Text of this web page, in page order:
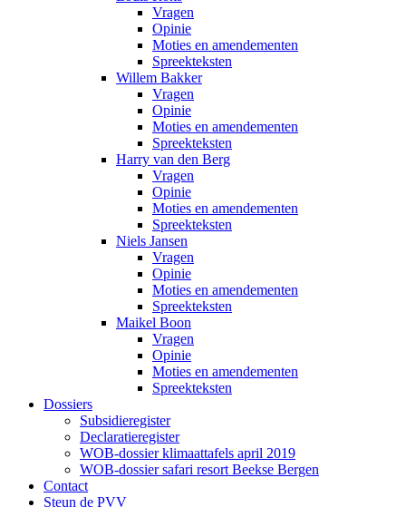
Vragen
Opinie
Moties en amendementen
Spreekteksten
Willem Bakker
Vragen
Opinie
Moties en amendementen
Spreekteksten
Harry van den Berg
Vragen
Opinie
Moties en amendementen
Spreekteksten
Niels Jansen
Vragen
Opinie
Moties en amendementen
Spreekteksten
Maikel Boon
Vragen
Opinie
Moties en amendementen
Spreekteksten
Dossiers
Subsidieregister
Declaratieregister
WOB-dossier klimaattafels april 2019
WOB-dossier safari resort Beekse Bergen
Contact
Steun de PVV